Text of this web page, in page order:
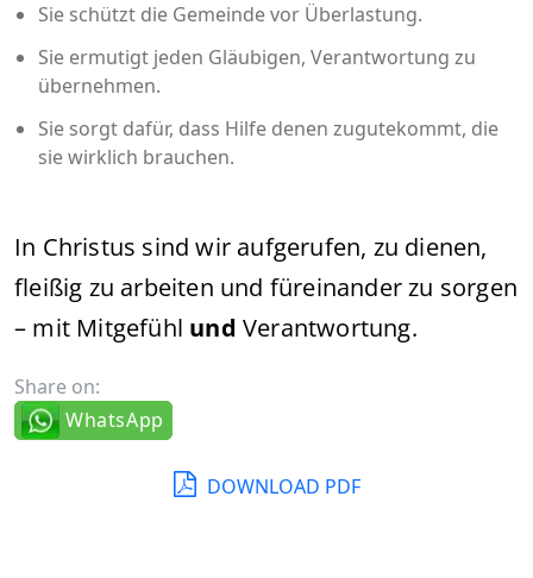
Sie schützt die Gemeinde vor Überlastung.
Sie ermutigt jeden Gläubigen, Verantwortung zu
übernehmen.
Sie sorgt dafür, dass Hilfe denen zugutekommt, die
sie wirklich brauchen.
In Christus sind wir aufgerufen, zu dienen,
fleißig zu arbeiten und füreinander zu sorgen
– mit Mitgefühl und Verantwortung.
Share on:
WhatsApp
DOWNLOAD PDF